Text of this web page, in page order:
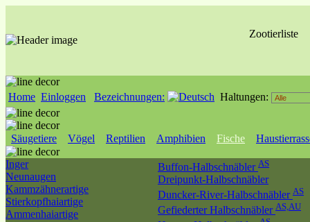
Zootierliste
Home Einloggen Bezeichnungen: Haltungen:
Säugetiere Vögel Reptilien Amphibien Fische
Inger
Neunaugen
Kammzähnerartige
Stierkopfhaiartige
Ammenhaiartige
Buffon-Halbschnäbler AS
Dreipunkt-Halbschnäbler
Duncker-River-Halbschnäbler AS
Gefiederter Halbschnäbler AS,AU